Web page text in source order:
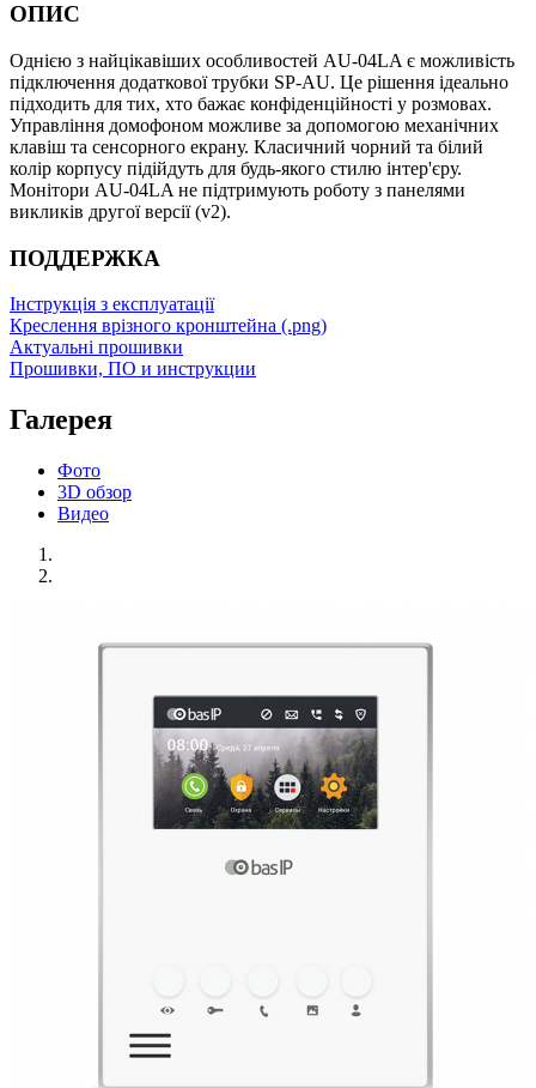
ОПИС
Однією з найцікавіших особливостей АU-04LA є можливість
підключення додаткової трубки SP-AU. Це рішення ідеально
підходить для тих, хто бажає конфіденційності у розмовах.
Управління домофоном можливе за допомогою механічних
клавіш та сенсорного екрану. Класичний чорний та білий
колір корпусу підійдуть для будь-якого стилю інтер'єру.
Монітори AU-04LA не підтримують роботу з панелями
викликів другої версії (v2).
ПОДДЕРЖКА
Інструкція з експлуатації
Креслення врізного кронштейна (.png)
Актуальні прошивки
Прошивки, ПО и инструкции
Галерея
Фото
3D обзор
Видео